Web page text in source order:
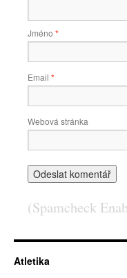
Jméno *
Email *
Webová stránka
(Spamcheck
Atletika